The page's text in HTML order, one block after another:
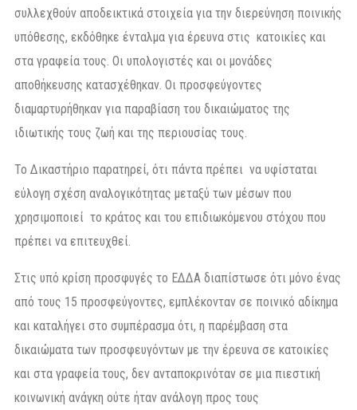
συλλεχθούν αποδεικτικά στοιχεία για την διερεύνηση ποινικής
υπόθεσης, εκδόθηκε ένταλμα για έρευνα στις κατοικίες και
στα γραφεία τους. Οι υπολογιστές και οι μονάδες
αποθήκευσης κατασχέθηκαν. Οι προσφεύγοντες
διαμαρτυρήθηκαν για παραβίαση του δικαιώματος της
ιδιωτικής τους ζωή και της περιουσίας τους.
Το Δικαστήριο παρατηρεί, ότι πάντα πρέπει να υφίσταται
εύλογη σχέση αναλογικότητας μεταξύ των μέσων που
χρησιμοποιεί το κράτος και του επιδιωκόμενου στόχου που
πρέπει να επιτευχθεί.
Στις υπό κρίση προσφυγές το ΕΔΔΑ διαπίστωσε ότι μόνο ένας
από τους 15 προσφεύγοντες, εμπλέκονταν σε ποινικό αδίκημα
και καταλήγει στο συμπέρασμα ότι, η παρέμβαση στα
δικαιώματα των προσφευγόντων με την έρευνα σε κατοικίες
και στα γραφεία τους, δεν ανταποκρινόταν σε μια πιεστική
κοινωνική ανάγκη ούτε ήταν ανάλογη προς τους